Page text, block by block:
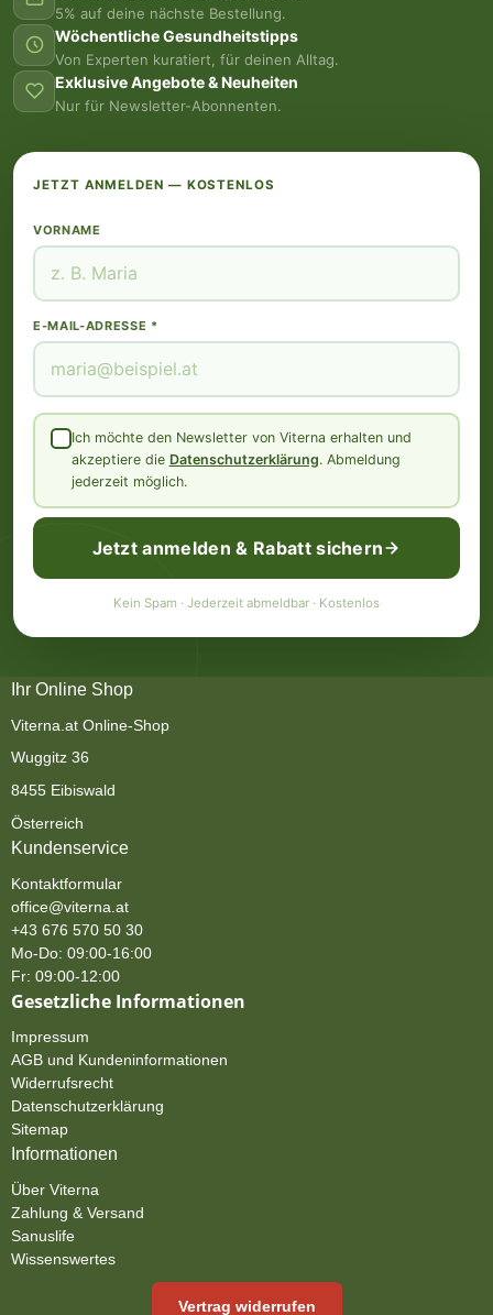
5% auf deine nächste Bestellung.
Wöchentliche Gesundheitstipps
Von Experten kuratiert, für deinen Alltag.
Exklusive Angebote & Neuheiten
Nur für Newsletter-Abonnenten.
JETZT ANMELDEN — KOSTENLOS
VORNAME
E-MAIL-ADRESSE *
Ich möchte den Newsletter von Viterna erhalten und
akzeptiere die Datenschutzerklärung. Abmeldung
jederzeit möglich.
Jetzt anmelden & Rabatt sichern
Kein Spam · Jederzeit abmeldbar · Kostenlos
Ihr Online Shop
Viterna.at Online-Shop
Wuggitz 36
8455 Eibiswald
Österreich
Kundenservice
Kontaktformular
office@viterna.at
+43 676 570 50 30
Mo-Do: 09:00-16:00
Fr: 09:00-12:00
Gesetzliche Informationen
Impressum
AGB und Kundeninformationen
Widerrufsrecht
Datenschutzerklärung
Sitemap
Informationen
Über Viterna
Zahlung & Versand
Sanuslife
Wissenswertes
Vertrag widerrufen